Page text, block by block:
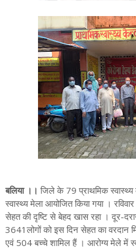
बलिया ।। जिले के 79 प्राथमिक स्वास्थ्य
स्वास्थ्य मेला आयोजित किया गया ।
सेहत की दृष्टि से बेहद खास रहा । दूर-
3641लोगों को इस दिन सेहत का
एवं 504 बच्चे शामिल हैं । आरोग्य मेले में